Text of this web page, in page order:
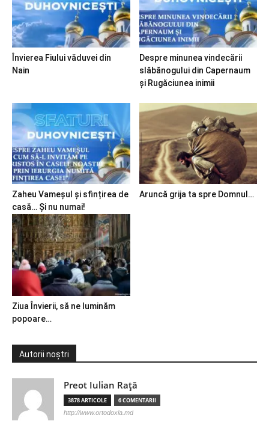
Învierea Fiului văduvei din
Nain
Despre minunea vindecării
slăbănogului din Capernaum
și Rugăciunea inimii
Zaheu Vameșul și sfințirea de
casă… Și nu numai!
Aruncă grija ta spre Domnul…
Ziua Învierii, să ne luminăm
popoare…
Autorii noștri
Preot Iulian Raţă
3878 ARTICOLE 6 COMENTARII
http://www.ortodoxia.md